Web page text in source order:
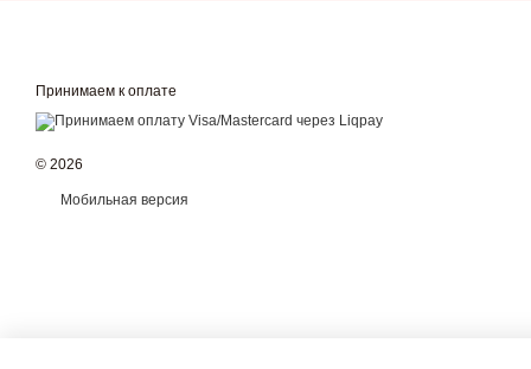
Принимаем к оплате
© 2026
Мобильная версия